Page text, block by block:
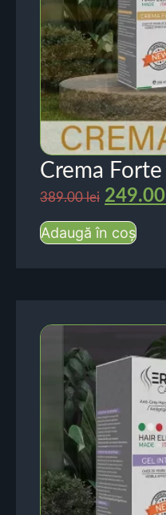
Crema Forte
389.00lei 249.00
Adaugă în coș